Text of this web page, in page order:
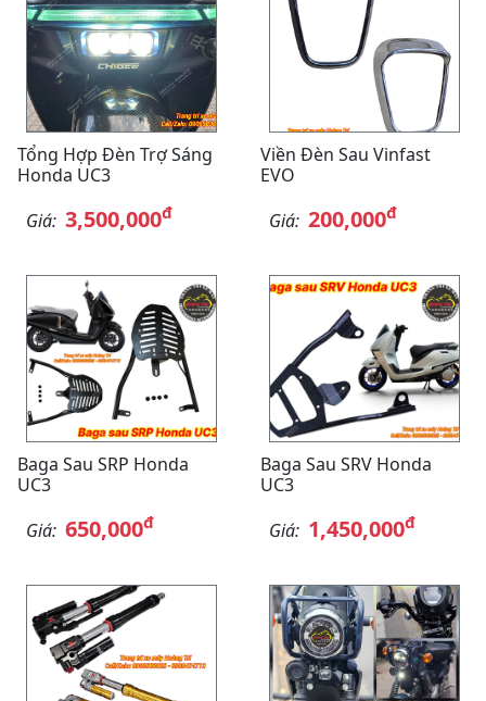
Tổng Hợp Đèn Trợ Sáng
Honda UC3
Giá: 3,500,000đ
Viền Đèn Sau Vinfast
EVO
Giá: 200,000đ
Baga Sau SRP Honda
UC3
Giá: 650,000đ
Baga Sau SRV Honda
UC3
Giá: 1,450,000đ